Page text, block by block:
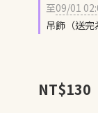
至09/01
吊飾（送完
NT$130